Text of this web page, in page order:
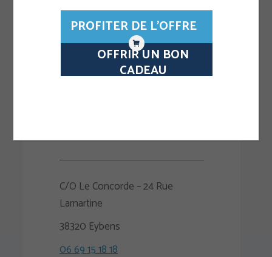
Notre bateau école vous accueille uniquement
sur rendez-vous
7j/7 – de 8h00 à 20h00
C/O Le Concorde – 24 Rue
Lamartine
38320 Eybens
06 69 15 18 18
PROFITER DE L'OFFRE
OFFRIR UN BON
CADEAU